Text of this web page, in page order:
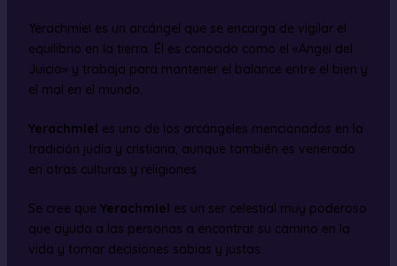
Yerachmiel es un arcángel que se encarga de vigilar el
equilibrio en la tierra. Él es conocido como el «Ángel del
Juicio» y trabaja para mantener el balance entre el bien y
el mal en el mundo.
Yerachmiel es uno de los arcángeles mencionados en la
tradición judía y cristiana, aunque también es venerado
en otras culturas y religiones.
Se cree que Yerachmiel es un ser celestial muy poderoso
que ayuda a las personas a encontrar su camino en la
vida y tomar decisiones sabias y justas.